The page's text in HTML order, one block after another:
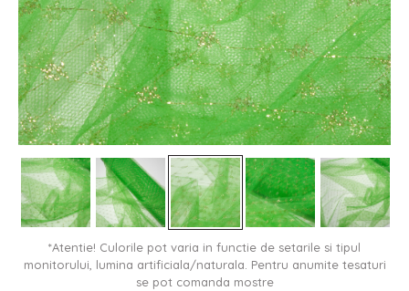
*Atentie! Culorile pot varia in functie de setarile si tipul
monitorului, lumina artificiala/naturala. Pentru anumite tesaturi
se pot comanda mostre